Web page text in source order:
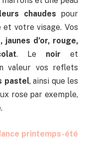
chaudes pour
votre visage. Vos
jaunes d’or, rouge,
. Le noir et
valeur vos reflets
pastel, ainsi que les
rose par exemple,
printemps-été